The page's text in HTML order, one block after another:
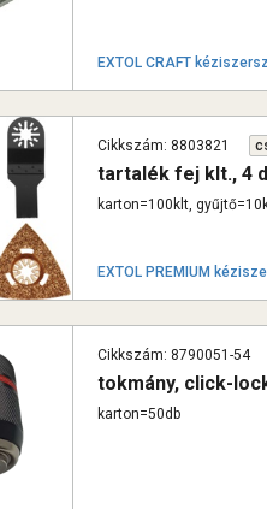
EXTOL CRAFT
Cikkszám: 8803821
tartalék fej klt., 4
karton=100klt,
EXTOL PREMIUM
Cikkszám: 8790051-54
tokmány, click-
karton=50db